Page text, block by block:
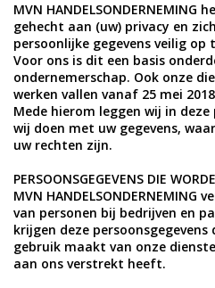
MVN
gehecht aan (uw) privacy en
persoonlijke gegevens veilig op
Voor ons is dit een basis
ondernemerschap. Ook onze
werken vallen vanaf 25 mei
Mede hierom leggen wij in
wij doen met uw gegevens,
uw rechten zijn.
PERSOONSGEGEVENS DIE
MVN HANDELSONDERNEMING
van personen bij bedrijven en
krijgen deze
gebruik maakt van onze
aan ons verstrekt heeft.